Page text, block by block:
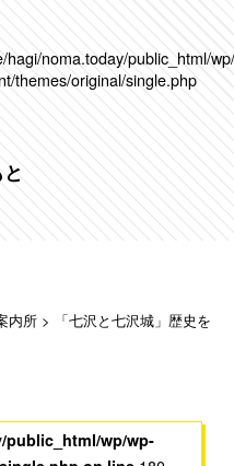
hagi/noma.today/public_html/
themes/original/single.php
内所 >
「七沢と七沢城」歴史を
public_html/wp/wp-